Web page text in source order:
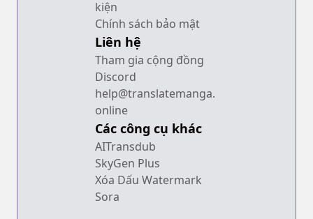
kiện
Chính sách bảo mật
Liên hệ
Tham gia cộng đồng
Discord
help@translatemanga.
online
Các công cụ khác
AITransdub
SkyGen Plus
Xóa Dấu Watermark
Sora